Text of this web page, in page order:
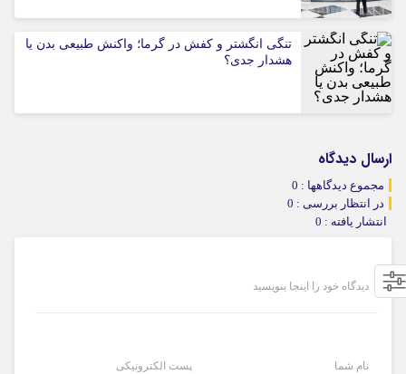
تنگی انگشتر و کفش در گرما؛ واکنش طبیعی بدن یا
هشدار جدی؟
ارسال دیدگاه
مجموع دیدگاهها : 0
در انتظار بررسی : 0
انتشار یافته : 0
دیدگاه خود را اینجا بنویسید
نام شما پست الکترونیکی